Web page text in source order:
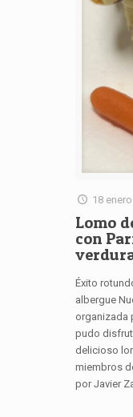
18
Lomo
con
Éxito
albergue
organizada
pudo
delicioso
miembros
por Javier